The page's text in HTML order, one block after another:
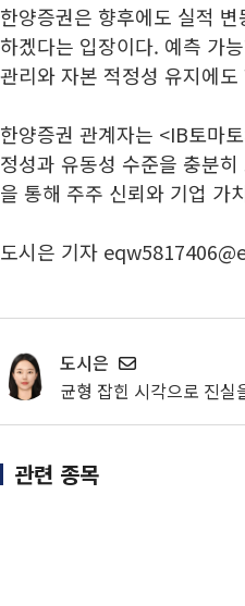
한양증권은 향후에도 실적
하겠다는 입장이다. 예측 가
관리와 자본 적정성 유지에
한양증권 관계자는 <IB토마
정성과 유동성 수준을 충분
을 통해 주주 신뢰와 기업 가
도시은 기자
도시은
균형 잡힌 시각으로 진실
관련 종목